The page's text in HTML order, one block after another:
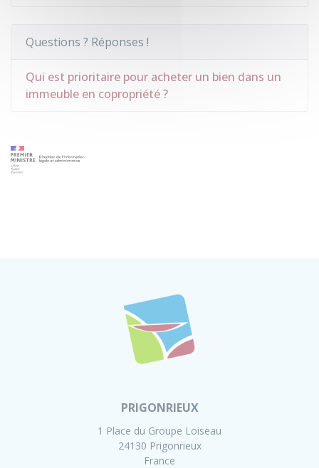
Questions ? Réponses !
Qui est prioritaire pour acheter un bien dans un
immeuble en copropriété ?
PRIGONRIEUX
1 Place du Groupe Loiseau
24130 Prigonrieux
France